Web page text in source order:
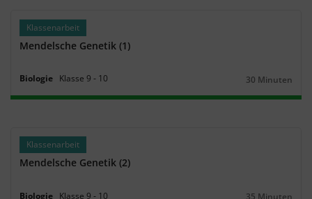
Klassenarbeit
Mendelsche Genetik (1)
Biologie Klasse 9 ‐ 10
Dauer:
30 Minuten
Klassenarbeit
Mendelsche Genetik (2)
Biologie Klasse 9 ‐ 10